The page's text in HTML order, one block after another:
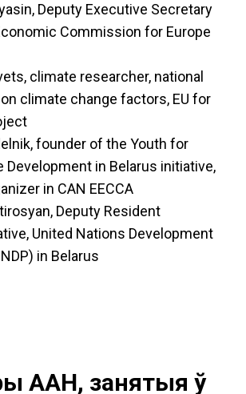
Deputy Executive Secretary
Commission for Europe
climate researcher, national
climate change factors, EU for
founder of the Youth for
Development in Belarus initiative,
in CAN EECCA
Deputy Resident
United Nations Development
in Belarus
ААН, занятыя ў